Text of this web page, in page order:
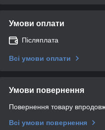
Умови оплати
Післяплата
Всі умови оплати
Умови повернення
Повернення товару
Всі умови повернення